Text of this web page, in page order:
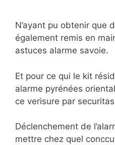
N’ayant pu obtenir que
également remis en
astuces alarme savoie.
Et pour ce qui le kit
alarme pyrénées
ce verisure par
Déclenchement de
mettre chez quel